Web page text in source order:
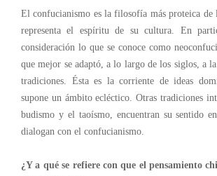
El confucianismo es la filosofía más proteica de
representa el espíritu de su cultura. En
consideración lo que se conoce como
que mejor se adaptó, a lo largo de los siglos, a
tradiciones. Ésta es la corriente de ideas
supone un ámbitoecléctico. Otras tradiciones
budismo y el taoísmo, encuentran su sentido
dialogan con el confucianismo.
¿Y a qué se refiere con que el pensamiento